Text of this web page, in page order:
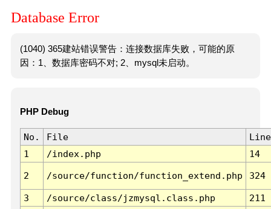
Database Error
(1040) 365建站错误警告：连接数据库失败，可能的原
因：1、数据库密码不对; 2、mysql未启动。
PHP Debug
No. File
Line
1
/index.php 14
2 /source/function/function_extend.php 324
3 /source/class/jzmysql.class.php
211